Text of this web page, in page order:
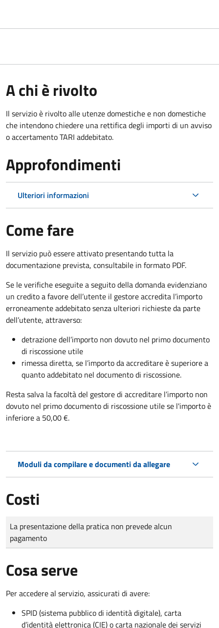
A chi è rivolto
Il servizio è rivolto alle utenze domestiche e non domestiche
che intendono chiedere una rettifica degli importi di un avviso
o accertamento TARI addebitato.
Approfondimenti
Ulteriori informazioni
Come fare
Il servizio può essere attivato presentando tutta la
documentazione prevista, consultabile in formato PDF.
Se le verifiche eseguite a seguito della domanda evidenziano
un credito a favore dell’utente il gestore accredita l’importo
erroneamente addebitato senza ulteriori richieste da parte
dell’utente, attraverso:
detrazione dell’importo non dovuto nel primo documento
di riscossione utile
rimessa diretta, se l’importo da accreditare è superiore a
quanto addebitato nel documento di riscossione.
Resta salva la facoltà del gestore di accreditare l’importo non
dovuto nel primo documento di riscossione utile se l'importo è
inferiore a 50,00 €.
Moduli da compilare e documenti da allegare
Costi
Tipo di pagamento
Importo
La presentazione della pratica non prevede alcun
pagamento
Cosa serve
Per accedere al servizio, assicurati di avere:
SPID (sistema pubblico di identità digitale), carta
d’identità elettronica (CIE) o carta nazionale dei servizi